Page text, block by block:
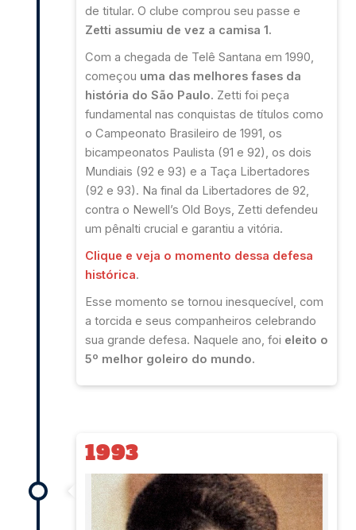
de titular. O clube comprou seu passe e
Zetti assumiu de vez a camisa 1.
Com a chegada de Telê Santana em 1990,
começou uma das melhores fases da
história do São Paulo. Zetti foi peça
fundamental nas conquistas de títulos como
o Campeonato Brasileiro de 1991, os
bicampeonatos Paulista (91 e 92), os dois
Mundiais (92 e 93) e a Taça Libertadores
(92 e 93). Na final da Libertadores de 92,
contra o Newell’s Old Boys, Zetti defendeu
um pênalti crucial e garantiu a vitória.
Clique e veja o momento dessa defesa
histórica.
Esse momento se tornou inesquecível, com
a torcida e seus companheiros celebrando
sua grande defesa. Naquele ano, foi eleito o
5º melhor goleiro do mundo.
1993